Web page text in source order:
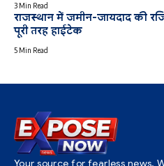
3 Min Read
राजस्थान में जमीन-जायदाद की
पूरी तरह हाईटेक
5 Min Read
Your source for fearless news.